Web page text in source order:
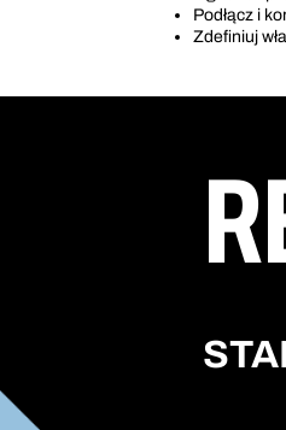
Podłącz i
Zdefiniuj